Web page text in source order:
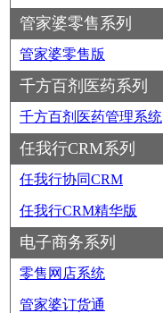
管家婆零售系列
管家婆零售版
千方百剂医药系列
千方百剂医药管理系统
任我行CRM系列
任我行协同CRM
任我行CRM精华版
电子商务系列
零售网店系统
管家婆订货通